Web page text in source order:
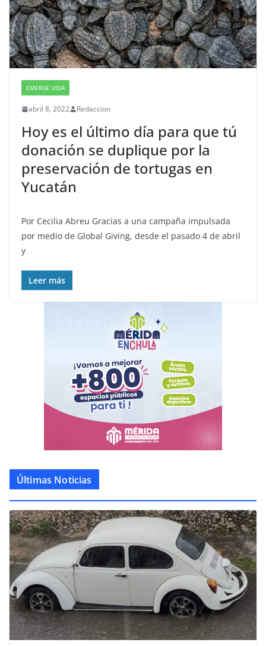
EMERGE VIDA
abril 8, 2022 Redaccion
Hoy es el último día para que tú
donación se duplique por la
preservación de tortugas en
Yucatán
Por Cecilia Abreu Gracias a una campaña impulsada
por medio de Global Giving, desde el pasado 4 de abril
y
Leer más
Últimas Noticias